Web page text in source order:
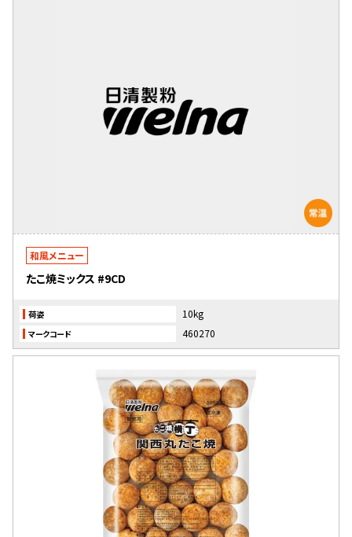
和風メニュー
たこ焼ミックス #9CD
荷姿 10kg
マークコード 460270